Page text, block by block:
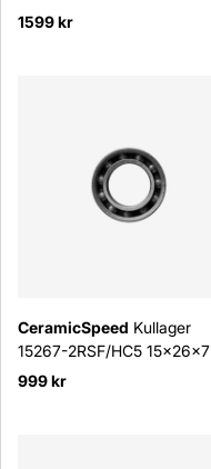
1599 kr
CeramicSpeed Kullager
15267-2RSF/HC5 15x26x7
999 kr